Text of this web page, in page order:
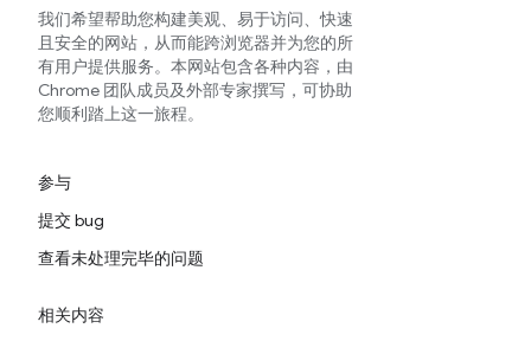
我们希望帮助您构建美观、易于访问、快速
且安全的网站，从而能跨浏览器并为您的所
有用户提供服务。本网站包含各种内容，由
Chrome 团队成员及外部专家撰写，可协助
您顺利踏上这一旅程。
参与
提交 bug
查看未处理完毕的问题
相关内容